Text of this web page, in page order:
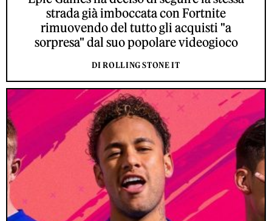
strada già imboccata con Fortnite
rimuovendo del tutto gli acquisti "a
sorpresa" dal suo popolare videogioco
DI ROLLING STONE IT